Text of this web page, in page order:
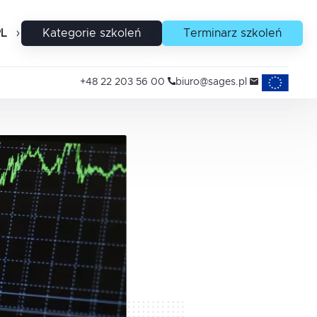
EN Kategorie szkoleń Terminarz szkoleń
+48 22 203 56 00 biuro@sages.pl Projekty